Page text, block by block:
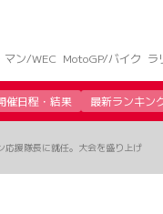
マン/WEC MotoGP/バイク ラ
催日程・結果 最新ランキン
応援隊長に就任。大会を盛り上げ